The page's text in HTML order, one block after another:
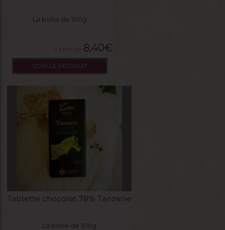
La boite de 100g
8,40€
VOIR LE PRODUIT
Tablette chocolat 78% Tanzanie
La boite de 100g